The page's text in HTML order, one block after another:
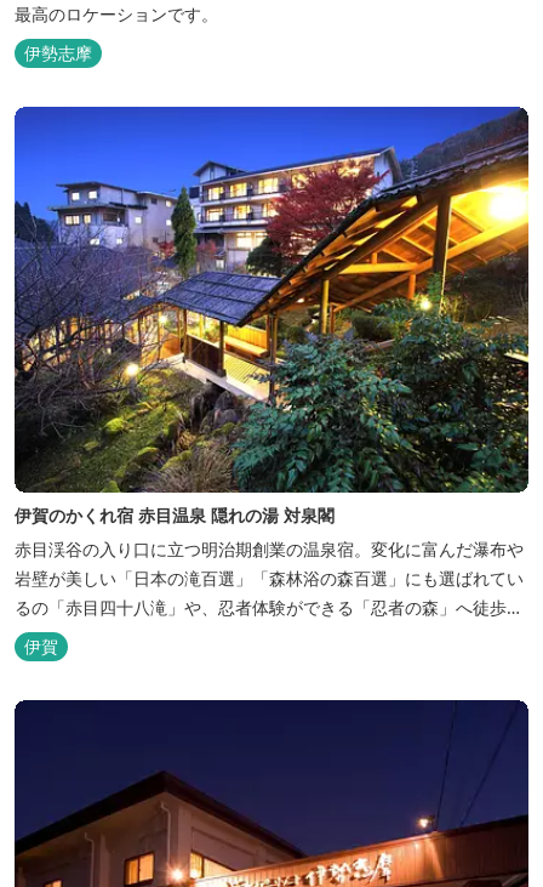
最高のロケーションです。
伊勢志摩
伊賀のかくれ宿 赤目温泉 隠れの湯 対泉閣
赤目渓谷の入り口に立つ明治期創業の温泉宿。変化に富んだ瀑布や
岩壁が美しい「日本の滝百選」「森林浴の森百選」にも選ばれてい
るの「赤目四十八滝」や、忍者体験ができる「忍者の森」へ徒歩５
分と観光にも好立地です。 地下１０００メートルから湧くアルカリ
性単純温泉はしっとり滑らかな肌触りで美肌効果も期待できます。
地元のスギ材を用いた大浴場は、泡風呂を備えた「上忍の湯」、打
伊賀